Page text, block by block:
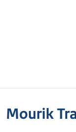
Mourik